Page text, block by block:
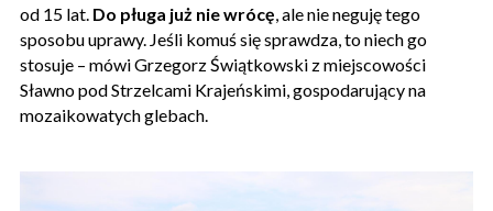
od 15 lat. Do pługa już nie wrócę , ale nie neguję tego
sposobu uprawy. Jeśli komuś się sprawdza, to niech go
stosuje – mówi Grzegorz Świątkowski z miejscowości
Sławno pod Strzelcami Krajeńskimi, gospodarujący na
mozaikowatych glebach.